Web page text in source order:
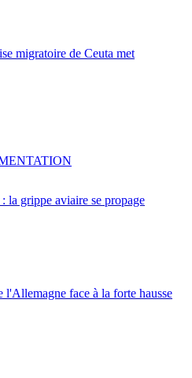
migratoire de Ceuta met
la grippe aviaire se propage
l'Allemagne face à la forte hausse